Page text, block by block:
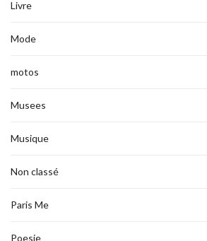
Livre
Mode
motos
Musees
Musique
Non classé
Paris Me
Poesie